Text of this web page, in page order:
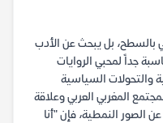
بالسطح، بل يبحث عن الأدب
جداً لمحبي الروايات
والتحولات السياسية
المغربي العربي وعلاقة
الصور النمطية، فإن "أنا